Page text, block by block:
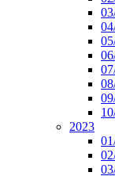
2023